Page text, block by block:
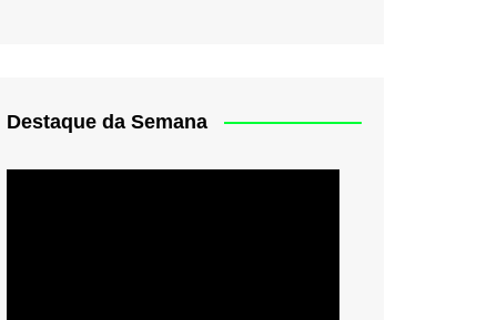
Destaque da Semana